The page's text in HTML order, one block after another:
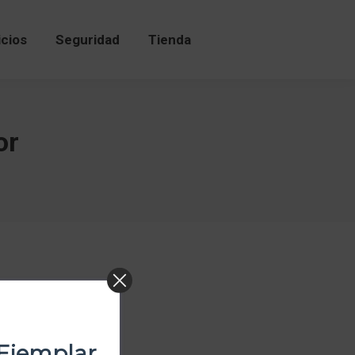
Seguridad Tienda